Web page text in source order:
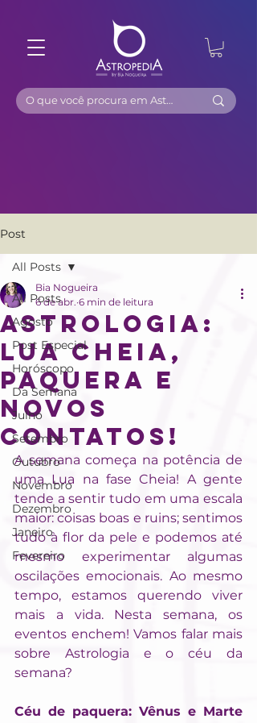
Post
All Posts
Agosto
Post Especial
Horóscopo
Da Semana
Julho
Setembro
Outubro
Novembro
Dezembro
Janeiro
Fevereiro
All Posts
Astrologia:
Lua Cheia,
Paquera e
Novos
Contatos!
Bia Nogueira
6 de abr. 6 min de leitura
A semana começa na potência de
uma Lua na fase Cheia! A gente
tende a sentir tudo em uma escala
maior: coisas boas e ruins; sentimos
tudo à flor da pele e podemos até
mesmo experimentar algumas
oscilações emocionais. Ao mesmo
tempo, estamos querendo viver
mais a vida. Nesta semana, os
eventos enchem! Vamos falar mais
sobre Astrologia e o céu da
semana?
Céu de paquera: Vênus e Marte